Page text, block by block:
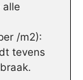
alle
/m2):
tevens